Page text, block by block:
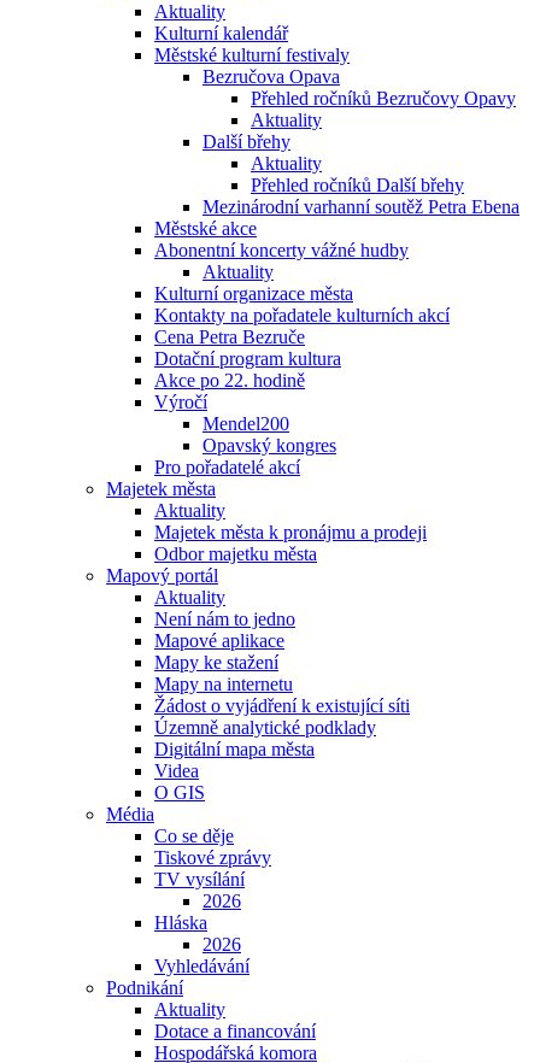
Aktuality
Kulturní kalendář
Městské kulturní festivaly
Bezručova Opava
Přehled ročníků Bezručovy Opavy
Aktuality
Další břehy
Aktuality
Přehled ročníků Další břehy
Mezinárodní varhanní soutěž Petra Ebena
Městské akce
Abonentní koncerty vážné hudby
Aktuality
Kulturní organizace města
Kontakty na pořadatele kulturních akcí
Cena Petra Bezruče
Dotační program kultura
Akce po 22. hodině
Výročí
Mendel200
Opavský kongres
Pro pořadatelé akcí
Majetek města
Aktuality
Majetek města k pronájmu a prodeji
Odbor majetku města
Mapový portál
Aktuality
Není nám to jedno
Mapové aplikace
Mapy ke stažení
Mapy na internetu
Žádost o vyjádření k existující síti
Územně analytické podklady
Digitální mapa města
Videa
O GIS
Média
Co se děje
Tiskové zprávy
TV vysílání
2026
Hláska
2026
Vyhledávání
Podnikání
Aktuality
Dotace a financování
Hospodářská komora